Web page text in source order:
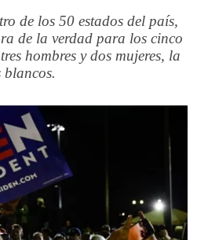
de los 50 estados del país,
de la verdad para los cinco
hombres y dos mujeres, la